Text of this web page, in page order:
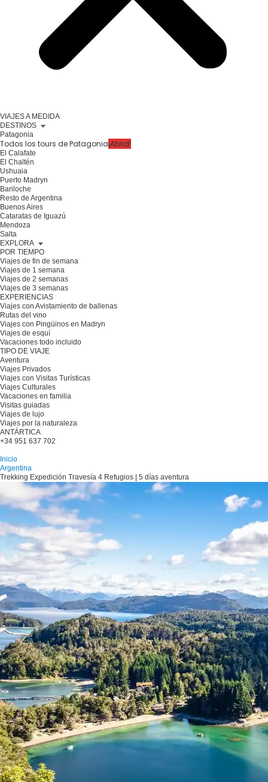
VIAJES A MEDIDA
DESTINOS
Patagonia
Todos los tours de Patagonia¡Abrid!
El Calafate
El Chaltén
Ushuaia
Puerto Madryn
Bariloche
Resto de Argentina
Buenos Aires
Cataratas de Iguazú
Mendoza
Salta
EXPLORA
POR TIEMPO
Viajes de fin de semana
Viajes de 1 semana
Viajes de 2 semanas
Viajes de 3 semanas
EXPERIENCIAS
Viajes con Avistamiento de ballenas
Rutas del vino
Viajes con Pingüinos en Madryn
Viajes de esquí
Vacaciones todo incluido
TIPO DE VIAJE
Aventura
Viajes Privados
Viajes con Visitas Turísticas
Viajes Culturales
Vacaciones en familia
Visitas guiadas
Viajes de lujo
Viajes por la naturaleza
ANTÁRTICA
+34 951 637 702
Inicio
Argentina
Trekking Expedición Travesía 4 Refugios | 5 días aventura